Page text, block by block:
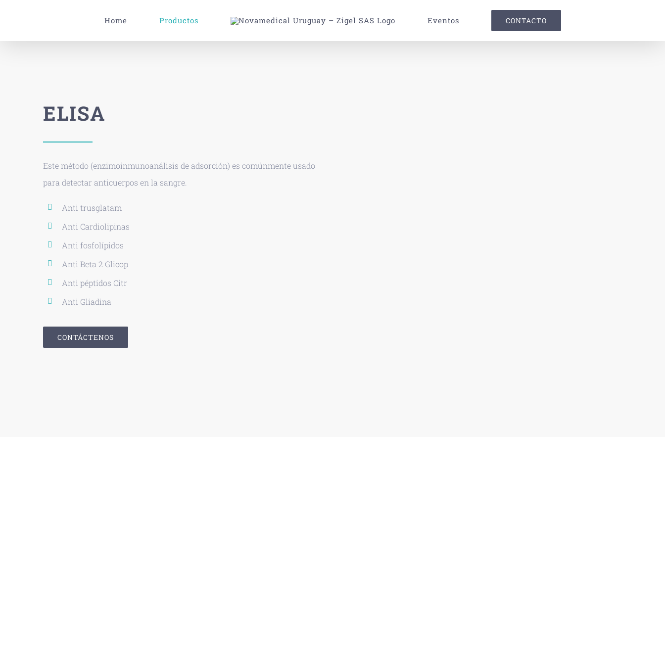
content
Home Productos Eventos CONTACTO
ELISA
Este método (enzimoinmunoanálisis de adsorción) es comúnmente usado
para detectar anticuerpos en la sangre.
Anti trusglatam
Anti Cardiolipinas
Anti fosfolípidos
Anti Beta 2 Glicop
Anti péptidos Citr
Anti Gliadina
CONTÁCTENOS